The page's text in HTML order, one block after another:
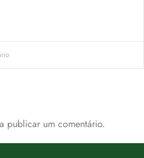
publicar um comentário.